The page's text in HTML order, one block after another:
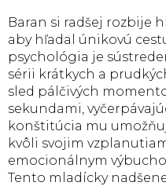
Baran si radšej rozbije
aby hľadal únikovú
psychológia je
sérii krátkych a
sled pálčivých
sekundami,
konštitúcia mu
kvôli svojim
emocionálnym
Tento mladícky